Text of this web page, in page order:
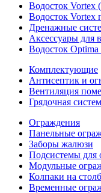
Водосток Vortex
Водосток Vortex
Дренажные
Аксессуары для
Водосток
Комплектующие
Антисептик и
Вентиляция
Грядочная
Ограждения
Панельные
Заборы жалюзи
Подсистемы для
Модульные
Колпаки на столб
Временные